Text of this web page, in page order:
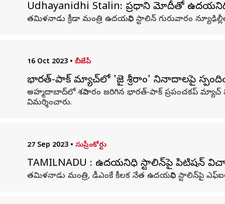
Udhayanidhi Stalin: ప్రధాని మోదీతో
తమిళనాడు క్రీడా మంత్రి ఉదయనిధి స్టాలిన్ గురువారం
16 Oct 2023 • బీజేపీ
భారత్-పాక్ మ్యాచ్‌లో 'జై శ్రీరాం' నినాదాలపై
అహ్మదాబాద్‌లో శనివారం జరిగిన భారత్‌-పాక్‌ ప్రపంచకప్‌ మ్యాచ్‌
విమర్శించారు.
27 Sep 2023 • సుప్రీంకోర్టు
TAMILNADU : ఉదయనిధి స్టాలిన్‌పై పిటిషన్‌
తమిళనాడు మంత్రి, డీఎంకే కీలక నేత ఉదయనిధి స్టాలిన్‌పై